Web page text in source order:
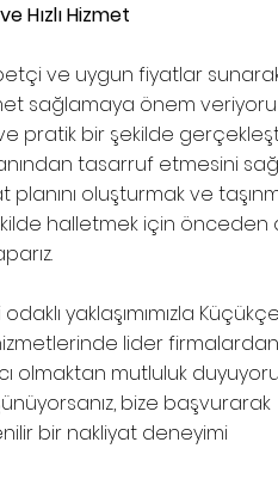
Hızlı Hizmet
ve uygun fiyatlar
sağlamaya önem
ve pratik bir şekilde
tasarruf etmesini
planını oluşturmak ve
halletmek için önceden
yaklaşımımızla
lider
olmaktan mutluluk
bize başvurarak
bir nakliyat deneyimi